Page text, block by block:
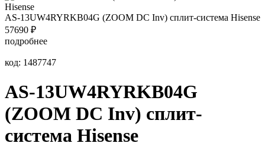
AS-13UW4RYRKB04G (ZOOM DC Inv) сплит-система Hisense
57690 ₽
подробнее
код: 1487747
AS-13UW4RYRKB04G
(ZOOM DC Inv) сплит-
система Hisense